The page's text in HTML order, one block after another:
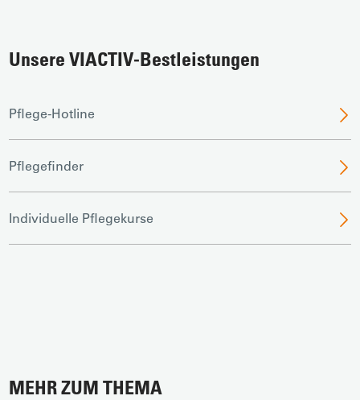
Unsere VIACTIV-Bestleistungen
Pflege-Hotline
Pflegefinder
Individuelle Pflegekurse
MEHR ZUM THEMA